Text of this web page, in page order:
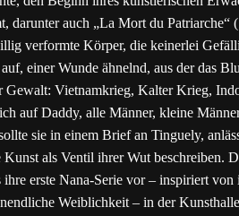
darunter auch „La Mort du
verformte Körper, die keinerlei
auf, einer Wunde ähnelnd, aus der das
Gewalt: Vietnamkrieg, Kalter Krieg,
auf Daddy, alle Männer, kleine
sie in einem Brief an Tinguely,
Kunst als Ventil ihrer Wut beschreiben.
ihre erste Nana-Serie vor – inspiriert
Weiblichkeit – in der